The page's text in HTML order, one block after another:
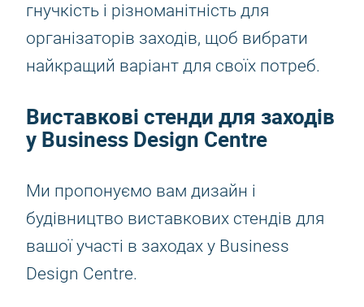
гнучкість і різноманітність для
організаторів заходів, щоб вибрати
найкращий варіант для своїх потреб.
Виставкові стенди для заходів
у Business Design Centre
Ми пропонуємо вам дизайн і
будівництво виставкових стендів для
вашої участі в заходах у Business
Design Centre.